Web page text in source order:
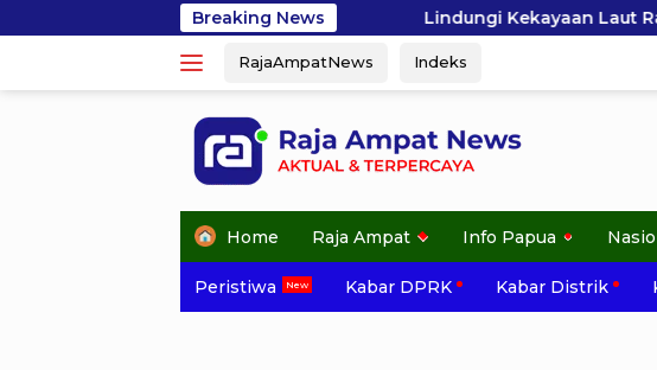
to
Breaking News
Lindungi Kekayaan Laut Raja Ampat, GEMPHA
RajaAmpatNews Indeks
Home Raja Ampat Info Papua
Peristiwa Kabar DPRK Kabar Distrik